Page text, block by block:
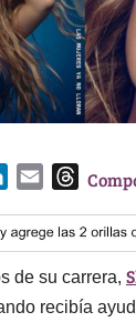
n
k
e
d
a
i
l
T
r
e
a
d
de su carrera,
recibía